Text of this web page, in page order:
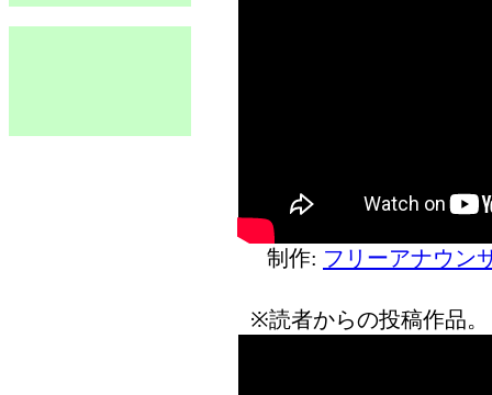
制作: フリーアナウン
※読者からの投稿作品